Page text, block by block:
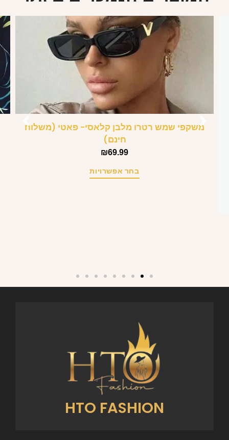
משקפי שמש רטרו מלבן קלאסי- פאטי (משלוח
חינם)
₪69.99
בחר אפשרויות
HTO FASHION